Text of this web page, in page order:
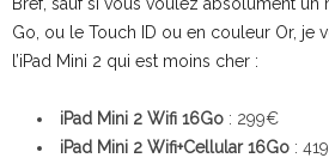
Go, ou le Touch ID ou en couleur Or, je
l’iPad Mini 2 qui est moins cher :
iPad Mini 2 Wifi 16Go : 299€
iPad Mini 2 Wifi+Cellular 16Go :